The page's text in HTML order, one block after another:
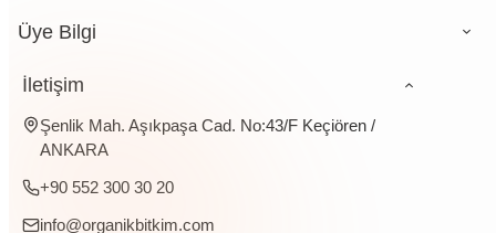
Üye Bilgi
İletişim
Şenlik Mah. Aşıkpaşa Cad. No:43/F Keçiören /
ANKARA
+90 552 300 30 20
info@organikbitkim.com